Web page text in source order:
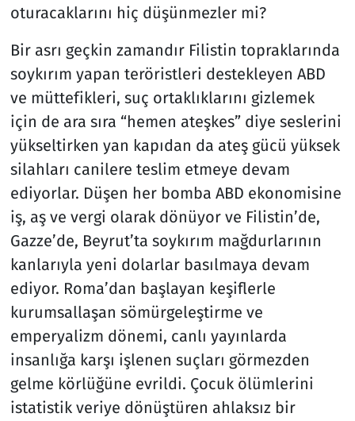
oturacaklarını hiç düşünmezler mi?
Bir asrı geçkin zamandır Filistin topraklarında
soykırım yapan teröristleri destekleyen ABD
ve müttefikleri, suç ortaklıklarını gizlemek
için de ara sıra “hemen ateşkes” diye seslerini
yükseltirken yan kapıdan da ateş gücü yüksek
silahları canilere teslim etmeye devam
ediyorlar. Düşen her bomba ABD ekonomisine
iş, aş ve vergi olarak dönüyor ve Filistin’de,
Gazze’de, Beyrut’ta soykırım mağdurlarının
kanlarıyla yeni dolarlar basılmaya devam
ediyor. Roma’dan başlayan keşiflerle
kurumsallaşan sömürgeleştirme ve
emperyalizm dönemi, canlı yayınlarda
insanlığa karşı işlenen suçları görmezden
gelme körlüğüne evrildi. Çocuk ölümlerini
istatistik veriye dönüştüren ahlaksız bir